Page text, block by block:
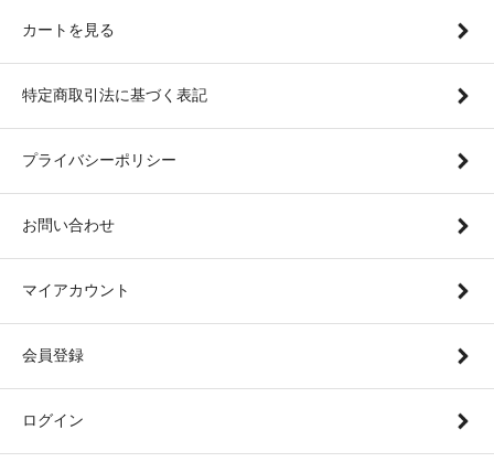
カートを見る
特定商取引法に基づく表記
プライバシーポリシー
お問い合わせ
マイアカウント
会員登録
ログイン